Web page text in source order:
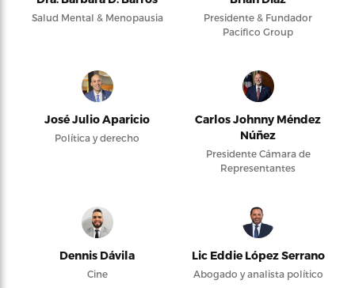
Salud Mental & Menopausia
Presidente & Fundador
Pacifico Group
José Julio Aparicio
Política y derecho
Carlos Johnny Méndez
Núñez
Presidente Cámara de
Representantes
Dennis Dávila
Cine
Lic Eddie López Serrano
Abogado y analista político